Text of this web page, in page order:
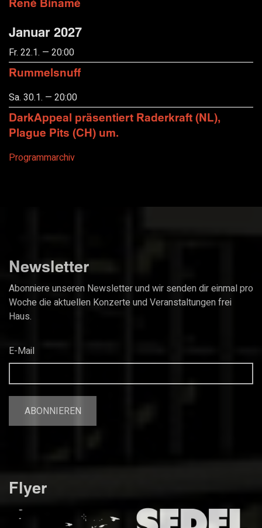
René Binamé
Januar 2027
Fr. 22.1. — 20:00
Rummelsnuff
Sa. 30.1. — 20:00
DarkAppeal präsentiert Raderkraft (NL),
Plague Pits (CH) um.
Programmarchiv
Newsletter
Abonniere unseren Newsletter und wir senden dir einmal pro
Woche die aktuellen Konzerte und Veranstaltungen frei
Haus.
E-Mail
Flyer